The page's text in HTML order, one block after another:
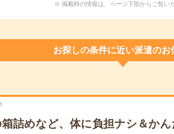
※ 掲載時の情報は、ページ下部からご覧い
お探しの条件に近い派遣のお
詰めなど、体に負担ナシ＆か